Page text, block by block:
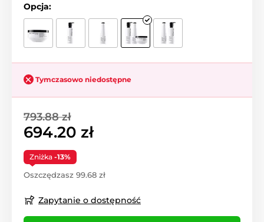
Opcja:
Tymczasowo niedostępne
793.88 zł
694.20 zł
Zniżka -13%
Oszczędzasz 99.68 zł
Zapytanie o dostępność